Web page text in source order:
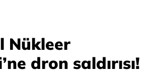
Nükleer
dron saldırısı!